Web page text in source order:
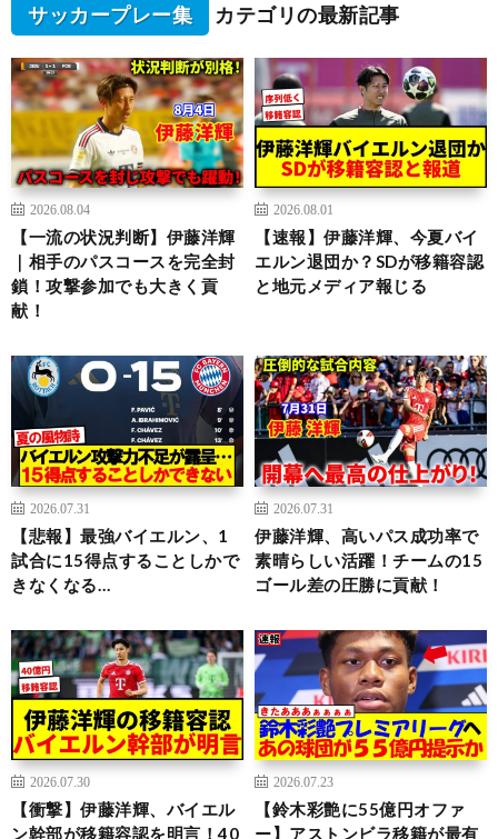
サッカープレー集 カテゴリの最新記事
2026.08.04
【一流の状況判断】伊藤洋輝
｜相手のパスコースを完全封
鎖！攻撃参加でも大きく貢
献！
2026.08.01
【速報】伊藤洋輝、今夏バイ
エルン退団か？SDが移籍容認
と地元メディア報じる
2026.07.31
【悲報】最強バイエルン、1
試合に15得点することしかで
きなくなる…
2026.07.31
伊藤洋輝、高いパス成功率で
素晴らしい活躍！チームの15
ゴール差の圧勝に貢献！
2026.07.30
【衝撃】伊藤洋輝、バイエル
ン幹部が移籍容認を明言！40
2026.07.23
【鈴木彩艶に55億円オファ
ー】アストンビラ移籍が最有